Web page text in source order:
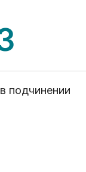
подчинении